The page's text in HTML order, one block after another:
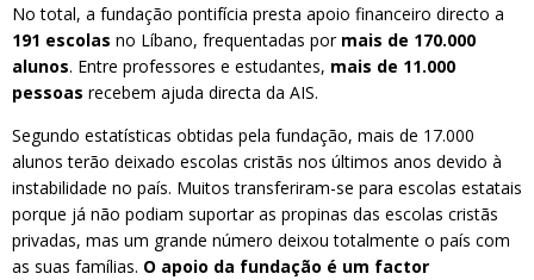
No total, a fundação pontifícia presta apoio financeiro directo a
191 escolas no Líbano, frequentadas por mais de 170.000
alunos. Entre professores e estudantes, mais de 11.000
pessoas recebem ajuda directa da AIS.
Segundo estatísticas obtidas pela fundação, mais de 17.000
alunos terão deixado escolas cristãs nos últimos anos devido à
instabilidade no país. Muitos transferiram-se para escolas estatais
porque já não podiam suportar as propinas das escolas cristãs
privadas, mas um grande número deixou totalmente o país com
as suas famílias. O apoio da fundação é um factor